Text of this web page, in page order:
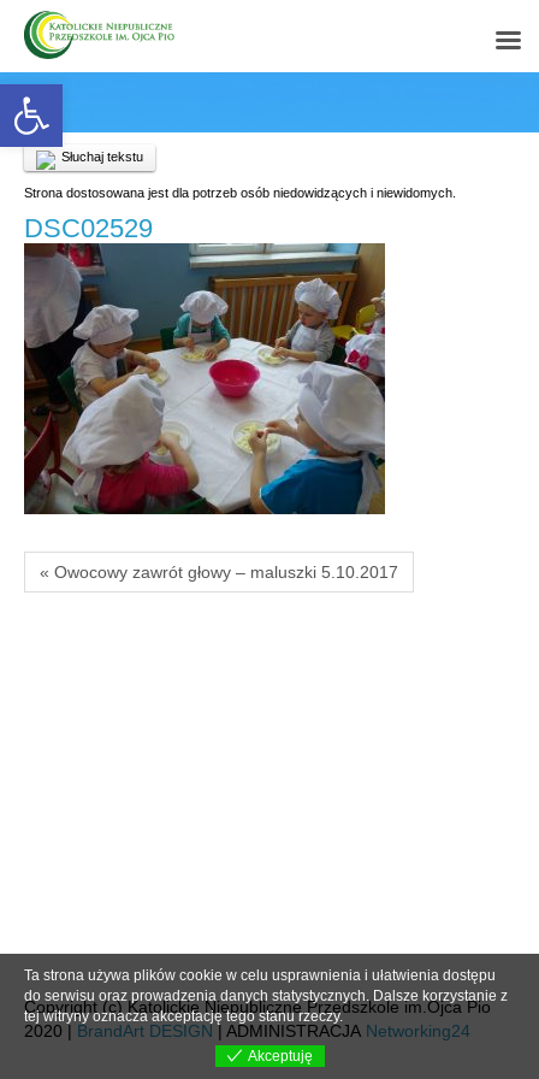
Open toolbar
Słuchaj tekstu
Strona dostosowana jest dla potrzeb osób niedowidzących i niewidomych.
DSC02529
« Owocowy zawrót głowy – maluszki 5.10.2017
Copyright (c) Katolickie Niepubliczne Przedszkole im.Ojca Pio
2020 | BrandArt DESIGN | ADMINISTRACJA Networking24
Ta strona używa plików cookie w celu usprawnienia i ułatwienia dostępu
do serwisu oraz prowadzenia danych statystycznych. Dalsze korzystanie z
tej witryny oznacza akceptację tego stanu rzeczy.
Akceptuję